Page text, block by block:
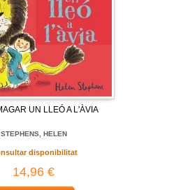
UN LLEÓ A L'ÀVIA
STEPHENS, HELEN
disponibilitat
14,96 €